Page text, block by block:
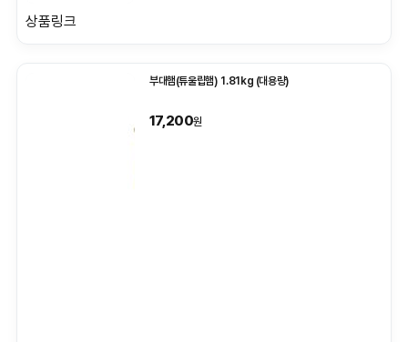
상품링크
부대햄(튜울립햄) 1.81kg (대용량)
17,200원